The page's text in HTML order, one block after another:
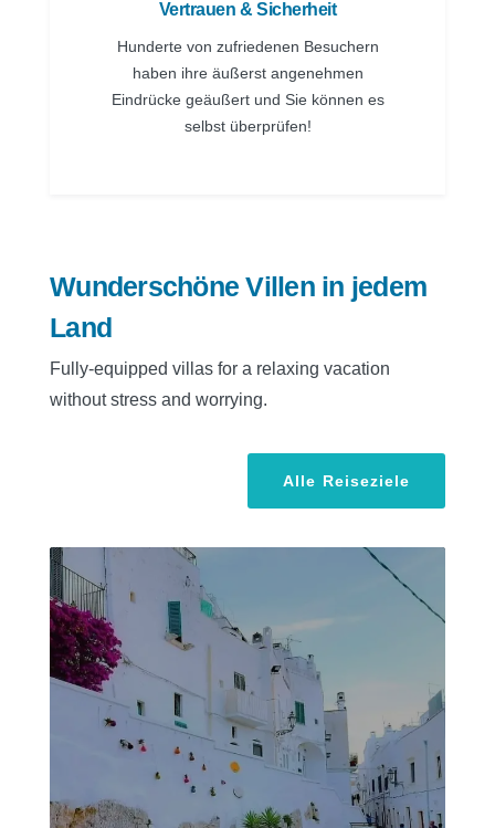
Vertrauen & Sicherheit
Hunderte von zufriedenen Besuchern
haben ihre äußerst angenehmen
Eindrücke geäußert und Sie können es
selbst überprüfen!
Wunderschöne Villen in jedem
Land
Fully-equipped villas for a relaxing vacation
without stress and worrying.
Alle Reiseziele